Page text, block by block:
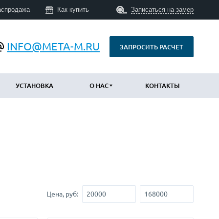
INFO@META-M.RU ЗАПРОСИТЬ РАСЧЕТ
С шумоизоляцией и утеплением(747)
Трехконтурные (793)
УСТАНОВКА О НАС КОНТАКТЫ
Как купить Записаться на замер
Цена, руб: